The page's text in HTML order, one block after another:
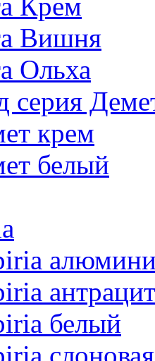
Вишня
Ольха
серия
крем
белый
антрацит
белый